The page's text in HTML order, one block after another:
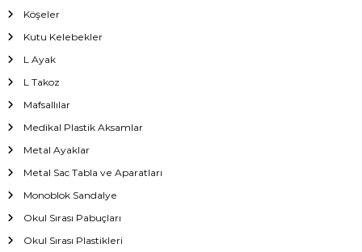
Köşeler
Kutu Kelebekler
L Ayak
L Takoz
Mafsallılar
Medikal Plastik Aksamlar
Metal Ayaklar
Metal Sac Tabla ve Aparatları
Monoblok Sandalye
Okul Sırası Pabuçları
Okul Sırası Plastikleri